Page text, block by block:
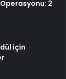
2
için